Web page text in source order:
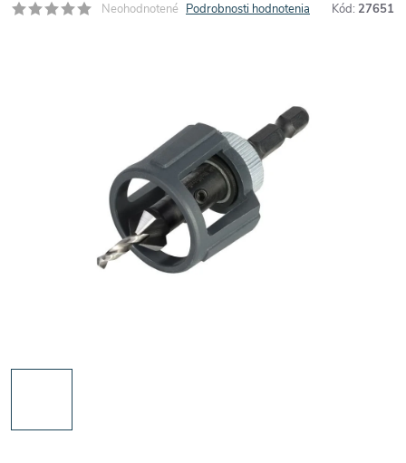
Neohodnotené Podrobnosti hodnotenia Kód: 27651